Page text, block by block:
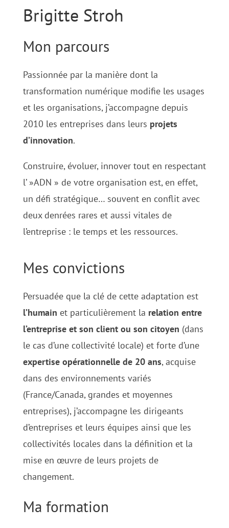
Brigitte Stroh
Mon parcours
Passionnée par la manière dont la
transformation numérique modifie les usages
et les organisations, j’accompagne depuis
2010 les entreprises dans leurs projets
d’innovation.
Construire, évoluer, innover tout en respectant
l’ »ADN » de votre organisation est, en effet,
un défi stratégique… souvent en conflit avec
deux denrées rares et aussi vitales de
l’entreprise : le temps et les ressources.
Mes convictions
Persuadée que la clé de cette adaptation est
l’humain et particulièrement la relation entre
l’entreprise et son client ou son citoyen (dans
le cas d’une collectivité locale) et forte d’une
expertise opérationnelle de 20 ans, acquise
dans des environnements variés
(France/Canada, grandes et moyennes
entreprises), j’accompagne les dirigeants
d’entreprises et leurs équipes ainsi que les
collectivités locales dans la définition et la
mise en œuvre de leurs projets de
changement.
Ma formation